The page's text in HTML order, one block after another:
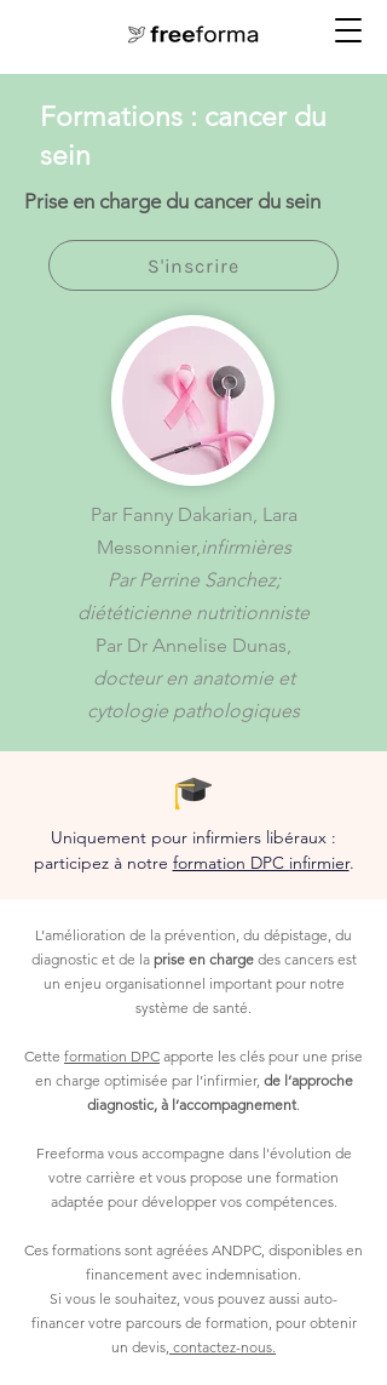
Formations : cancer du
sein
Prise en charge du cancer du sein
S'inscrire
Par Fanny Dakarian, Lara
Messonnier,infirmières
Par Perrine Sanchez;
diététicienne nutritionniste
Par Dr Annelise Dunas,
docteur en anatomie et
cytologie pathologiques
Uniquement pour infirmiers libéraux :
participez à notre formation DPC infirmier.
L’amélioration de la prévention, du dépistage, du
diagnostic et de la prise en chargedes cancers est
un enjeu organisationnel important pour notre
système de santé.
Cette formation DPC apporte les clés pour une prise
en charge optimisée par l’infirmier, de l’approche
diagnostic, à l’accompagnement.
Freeforma vous accompagne dans l'évolution de
votre carrière et vous propose une formation
adaptée pour développer vos compétences.
Ces formations sont agréées ANDPC, disponibles en
financement avec indemnisation.
Si vous le souhaitez, vous pouvez aussi auto-
financer votre parcours de formation, pour obtenir
un devis, contactez-nous.